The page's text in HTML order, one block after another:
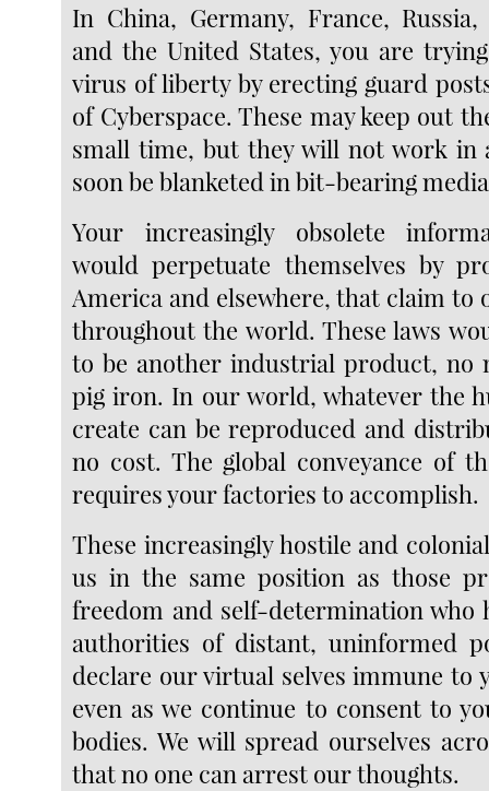
In China, Germany, France,
and the United States, you are
virus of liberty by erecting guard
of Cyberspace. These may keep out
small time, but they will not work in
soon be blanketed in bit-bearing
Your increasingly obsolete
would perpetuate themselves by
America and elsewhere, that claim to
throughout the world. These laws
to be another industrial product, no
pig iron. In our world, whatever the
create can be reproduced and
no cost. The global conveyance of
requires your factories to accomplish.
These increasingly hostile and
us in the same position as those
freedom and self-determination who
authorities of distant, uninformed
declare our virtual selves immune to
even as we continue to consent to
bodies. We will spread ourselves
that no one can arrest our thoughts.